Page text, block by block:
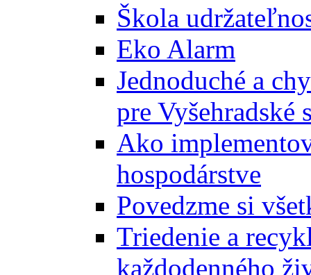
Škola
Eko Alarm
Jednoduché a
pre Vyšehradské
Ako
hospodárstve
Povedzme si
Triedenie a
každodenného